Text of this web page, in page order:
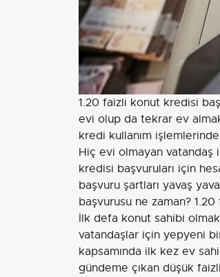
1.20 faizli konut kredisi
evi olup da tekrar ev
kredi kullanım
Hiç evi olmayan vatandaş
kredisi başvuruları için
başvuru şartları yavaş
başvurusu ne zaman?
İlk defa konut sahibi
vatandaşlar için yepyeni
kapsamında ilk kez ev
gündeme çıkan düşük